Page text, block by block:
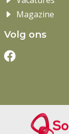
Magazine
Volg ons